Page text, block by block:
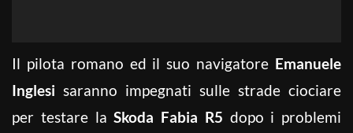
Il pilota romano ed il suo navigatore Emanuele
Inglesi saranno impegnati sulle strade ciociare
per testare laSkoda Fabia R5 dopo i problemi